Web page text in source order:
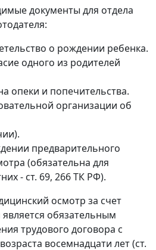
документы для отдела
о рождении ребенка.
одного из родителей
опеки и попечительства.
организации об
предварительного
(обязательна для
- ст. 69, 266 ТК РФ).
осмотр за счет
является обязательным
трудового договора с
восемнадцати лет (ст.